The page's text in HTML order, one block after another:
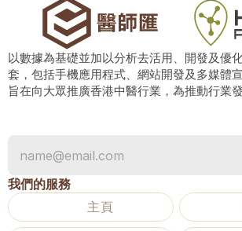
以數據為基礎並加以分析去活用、開發及優
套，包括手機應用程式、網站開發及多媒體宣
旨在向大眾推廣香港中醫行業，為推動行業
我們的服務
主頁